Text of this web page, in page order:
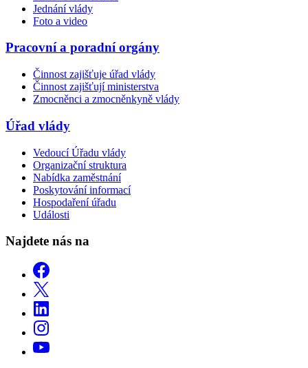
Jednání vlády
Foto a video
Pracovní a poradní orgány
Činnost zajišťuje úřad vlády
Činnost zajišťují ministerstva
Zmocněnci a zmocněnkyně vlády
Úřad vlády
Vedoucí Úřadu vlády
Organizační struktura
Nabídka zaměstnání
Poskytování informací
Hospodaření úřadu
Události
Najdete nás na